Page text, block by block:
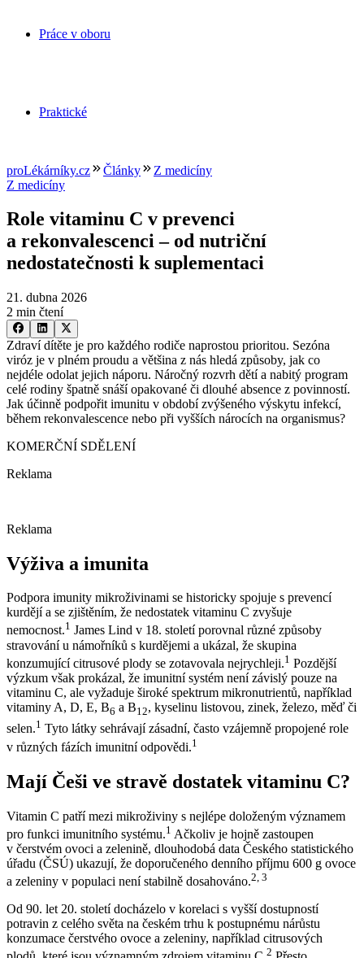
Práce v oboru
Praktické
proLékárníky.cz Články
Z medicíny
Z medicíny
Role vitaminu C v prevenci
a rekonvalescenci –⁠ od nutriční
nedostatečnosti k suplementaci
21. dubna 2026
2 min čtení
Zdraví dítěte je pro každého rodiče naprostou prioritou. Sezóna
viróz je v plném proudu a většina z nás hledá způsoby, jak co
nejdéle odolat jejich náporu. Náročný rozvrh dětí a nabitý program
celé rodiny špatně snáší opakované či dlouhé absence z povinností.
Jak účinně podpořit imunitu v období zvýšeného výskytu infekcí,
během rekonvalescence nebo při vyšších nárocích na organismus?
KOMERČNÍ SDĚLENÍ
Reklama
Reklama
Výživa a imunita
Podpora imunity mikroživinami se historicky spojuje s prevencí
kurdějí a se zjištěním, že nedostatek vitaminu C zvyšuje
nemocnost.1 James Lind v 18. století porovnal různé způsoby
stravování u námořníků s kurdějemi a ukázal, že skupina
konzumující citrusové plody se zotavovala nejrychleji.1 Pozdější
výzkum však prokázal, že imunitní systém není závislý pouze na
vitaminu C, ale vyžaduje široké spektrum mikronutrientů, například
vitaminy A, D, E, B6 a B12, kyselinu listovou, zinek, železo, měď či
selen.1 Tyto látky sehrávají zásadní, často vzájemně propojené role
v různých fázích imunitní odpovědi.1
Mají Češi ve stravě dostatek vitaminu C?
Vitamin C patří mezi mikroživiny s nejlépe doloženým významem
pro funkci imunitního systému.1 Ačkoliv je hojně zastoupen
v čerstvém ovoci a zelenině, dlouhodobá data Českého statistického
úřadu (ČSÚ) ukazují, že doporučeného denního příjmu 600 g ovoce
a zeleniny v populaci není stabilně dosahováno.2, 3
Od 90. let 20. století docházelo v korelaci s vyšší dostupností
potravin z celého světa na českém trhu k postupnému nárůstu
konzumace čerstvého ovoce a zeleniny, například citrusových
2